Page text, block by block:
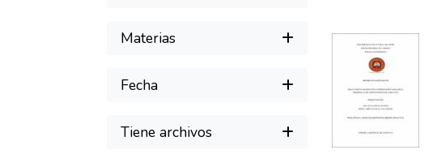
Materias
Fecha
Tiene archivos